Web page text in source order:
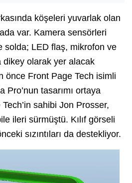
köşeleri yuvarlak olan
var. Kamera sensörleri
solda; LED flaş, mikrofon ve
dikey olarak yer alacak
önce Front Page Tech isimli
Pro’nun tasarımı ortaya
sahibi Jon Prosser,
ileri sürmüştü. Kılıf görseli
sızıntıları da destekliyor.